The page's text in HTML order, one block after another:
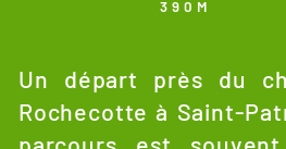
390M
Un départ près du
Rochecotte à Saint-
parcours est